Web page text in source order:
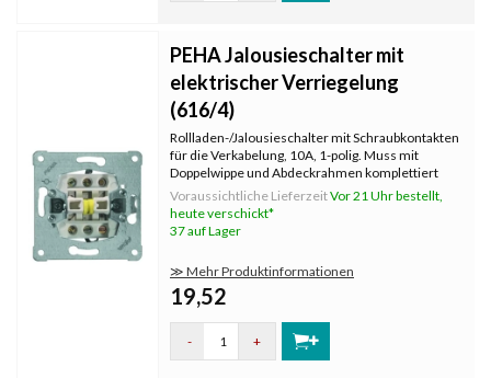
PEHA Jalousieschalter mit
elektrischer Verriegelung
(616/4)
Rollladen-/Jalousieschalter mit Schraubkontakten
für die Verkabelung, 10A, 1-polig. Muss mit
Doppelwippe und Abdeckrahmen komplettiert
werden, die separat bestellt werden.
Voraussichtliche LieferzeitVor 21 Uhr bestellt,
heute verschickt*
37 auf Lager
≫ Mehr Produktinformationen
19,52
- +